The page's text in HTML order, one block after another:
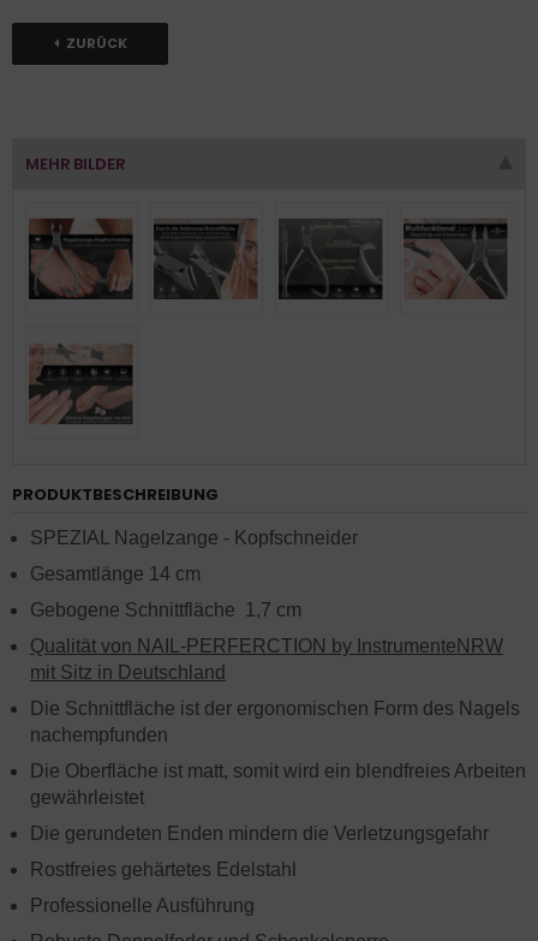
ZURÜCK
MEHR BILDER
PRODUKTBESCHREIBUNG
SPEZIAL Nagelzange - Kopfschneider
Gesamtlänge 14 cm
Gebogene Schnittfläche 1,7 cm
Qualität von NAIL-PERFERCTION by InstrumenteNRW
mit Sitz in Deutschland
Die Schnittfläche ist der ergonomischen Form des Nagels
nachempfunden
Die Oberfläche ist matt, somit wird ein blendfreies Arbeiten
gewährleistet
Die gerundeten Enden mindern die Verletzungsgefahr
Rostfreies gehärtetes Edelstahl
Professionelle Ausführung